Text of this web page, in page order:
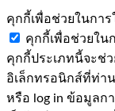
คุกกี้เพื่อช่วยในการ
คุกกี้เพื่อช่วยใน
คุกกี้ประเภทนี้จะช่
อิเล็กทรอนิกส์ที่ท่า
หรือ log in ข้อมูลก